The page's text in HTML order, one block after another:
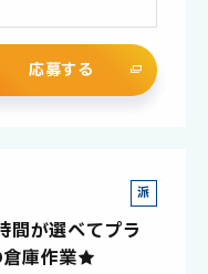
応募する
派
が選べてプラ
倉庫作業★